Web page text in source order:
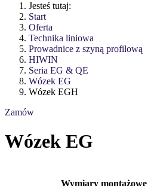
Jesteś tutaj:
Start
Oferta
Technika liniowa
Prowadnice z szyną profilową
HIWIN
Seria EG & QE
Wózek EG
Wózek EGH
Zamów
Wózek EG
Wymiary montażowe